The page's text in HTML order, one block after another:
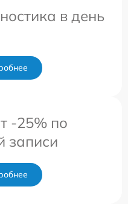
в день
-25% по
записи